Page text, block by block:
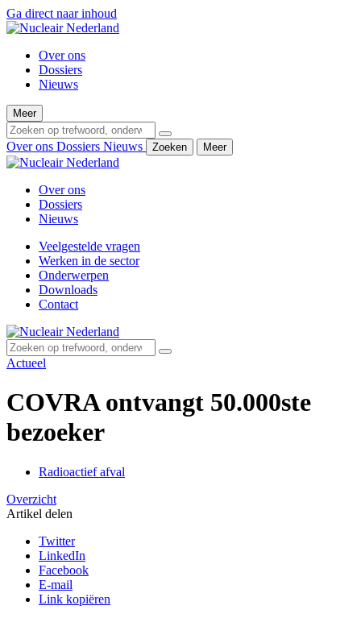
Ga direct naar inhoud
Over ons
Dossiers
Nieuws
Meer
Over ons Dossiers Nieuws Zoeken Meer
Over ons
Dossiers
Nieuws
Veelgestelde vragen
Werken in de sector
Onderwerpen
Downloads
Contact
Actueel
COVRA ontvangt 50.000ste
bezoeker
Radioactief afval
Overzicht
Artikel delen
Twitter
LinkedIn
Facebook
E-mail
Link kopiëren